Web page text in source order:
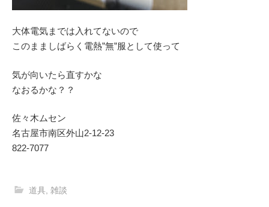
大体電気までは入れてないので
このまましばらく電熱”無”服として使って
気が向いたら直すかな
なおるかな？？
佐々木ムセン
名古屋市南区外山2‐12‐23
822-7077
道具 雑談